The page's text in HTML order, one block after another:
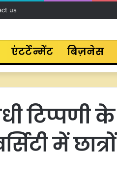
us
एंटर्टेन्मेंट बिज़नेस
टिप्पणी के
में